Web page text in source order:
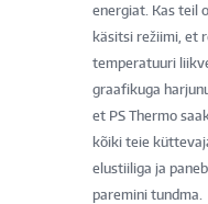
energiat. Kas teil
käsitsi režiimi, et
temperatuuri
graafikuga
et PS Thermo
kõiki teie
elustiiliga ja
paremini tundma.